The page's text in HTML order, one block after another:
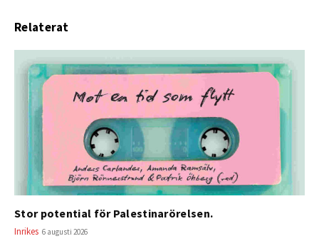
Relaterat
Stor potential för Palestinarörelsen.
Inrikes 6 augusti 2026